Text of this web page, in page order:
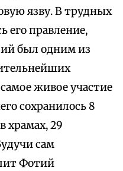
язву. В трудных
его правление,
был одним из
живое участие
сохранилось 8
храмах, 29
сам
Фотий